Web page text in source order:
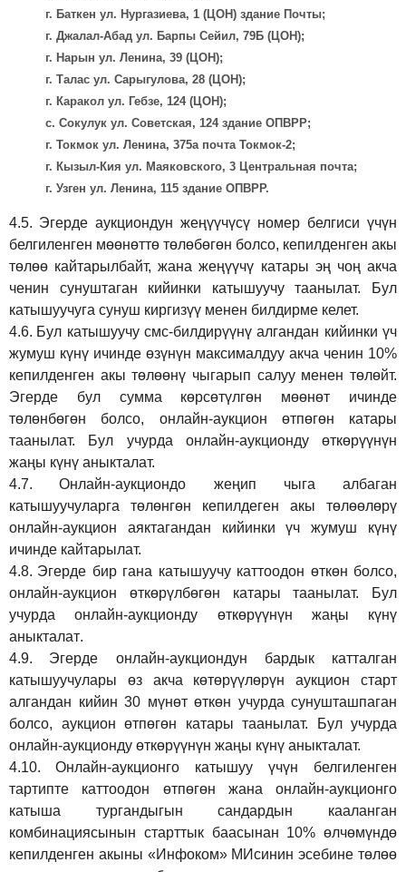
г. Баткен ул. Нургазиева, 1 (ЦОН) здание Почты;
г. Джалал-Абад ул. Барпы Сейил, 79Б (ЦОН);
г. Нарын ул. Ленина, 39 (ЦОН);
г. Талас ул. Сарыгулова, 28 (ЦОН);
г. Каракол ул. Гебзе, 124 (ЦОН);
с. Сокулук ул. Советская, 124 здание ОПВРР;
г. Токмок ул. Ленина, 375а почта Токмок-2;
г. Кызыл-Кия ул. Маяковского, 3 Центральная почта;
г. Узген ул. Ленина, 115 здание ОПВРР.
4.5. Эгерде аукциондун жеңүүчүсү номер белгиси үчүн
белгиленген мөөнөттө төлөбөгөн болсо, кепилденген акы
төлөө кайтарылбайт, жана жеңүүчү катары эң чоң акча
ченин сунуштаган кийинки катышуучу таанылат. Бул
катышуучуга сунуш киргизүү менен билдирме келет.
4.6. Бул катышуучу смс-билдирүүнү алгандан кийинки үч
жумуш күнү ичинде өзүнүн максималдуу акча ченин 10%
кепилденген акы төлөөнү чыгарып салуу менен төлөйт.
Эгерде бул сумма көрсөтүлгөн мөөнөт ичинде
төлөнбөгөн болсо, онлайн-аукцион өтпөгөн катары
таанылат. Бул учурда онлайн-аукционду өткөрүүнүн
жаңы күнү аныкталат.
4.7.
Онлайн-аукциондо жеңип чыга албаган
катышуучуларга төлөнгөн кепилдеген акы төлөөлөрү
онлайн-аукцион аяктагандан кийинки үч жумуш күнү
ичинде кайтарылат.
4.8. Эгерде бир гана катышуучу каттоодон өткөн болсо,
онлайн-аукцион өткөрүлбөгөн катары таанылат.
Бул
учурда онлайн-аукционду өткөрүүнүн жаңы күнү
аныкталат.
4.9.
Эгерде онлайн-аукциондун бардык катталган
катышуучулары өз акча көтөрүүлөрүн аукцион старт
алгандан кийин 30 мүнөт өткөн учурда сунушташпаган
болсо, аукцион өтпөгөн катары таанылат. Бул учурда
онлайн-аукционду өткөрүүнүн жаңы күнү аныкталат.
4.10.
Онлайн-аукционго катышуу үчүн белгиленген
тартипте каттоодон өтпөгөн жана онлайн-аукционго
катыша тургандыгын сандардын кааланган
комбинациясынын старттык баасынан 10% өлчөмүндө
кепилденген акыны «Инфоком» МИсинин эсебине төлөө